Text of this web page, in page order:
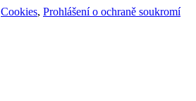
Cookies, Prohlášení o ochraně soukromí